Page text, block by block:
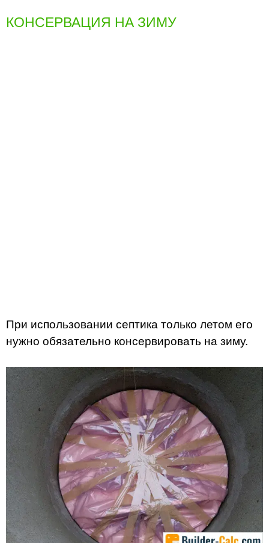
КОНСЕРВАЦИЯ НА ЗИМУ
При использовании септика только летом его
нужно обязательно консервировать на зиму.